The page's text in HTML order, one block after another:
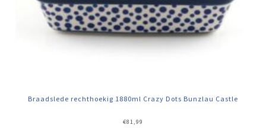
Braadslede rechthoekig 1880ml Crazy Dots Bunzlau Castle
€81,99